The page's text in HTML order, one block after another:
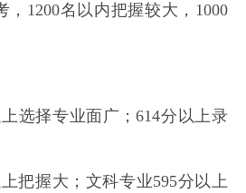
，1200名以内把握较大，1000
选择专业面广；614分以上录
把握大；文科专业595分以上